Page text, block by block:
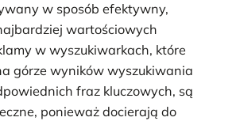
w sposób efektywny,
wartościowych
w wyszukiwarkach, które
górze wyników wyszukiwania
fraz kluczowych, są
ponieważ docierają do